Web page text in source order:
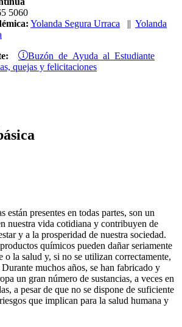
5060
Yolanda Segura Urraca || Yolanda
Buzón de Ayuda al Estudiante
quejas y felicitaciones
están presentes en todas partes, son un
nuestra vida cotidiana y contribuyen de
y a la prosperidad de nuestra sociedad.
químicos pueden dañar seriamente
o la salud y, si no se utilizan correctamente,
muchos años, se han fabricado y
un gran número de sustancias, a veces en
a pesar de que no se dispone de suficiente
que implican para la salud humana y